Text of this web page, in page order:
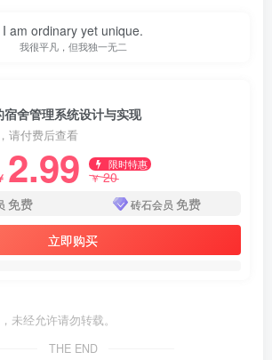
I am ordinary yet unique.
我很平凡，但我独一无二
舍管理系统设计与实现
请付费后查看
2.99 限时特惠
￥20
免费 砖石会员 免费
立即购买
未经允许请勿转载。
THE END